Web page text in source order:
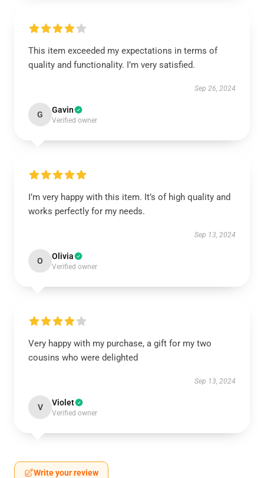
This item exceeded my expectations in terms of
quality and functionality. I’m very satisfied.
Sep 26, 2024
G Gavin
Verified owner
I’m very happy with this item. It’s of high quality and
works perfectly for my needs.
Sep 13, 2024
O Olivia
Verified owner
Very happy with my purchase, a gift for my two
cousins who were delighted
Sep 13, 2024
V Violet
Verified owner
Write your review